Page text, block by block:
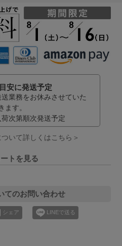
安に発送予定
業務をお休みさせていた
ます。
次第順次発送予定
いて詳しくはこちら＞
トを見る
てのお問い合わせ
シェア LINEで送る